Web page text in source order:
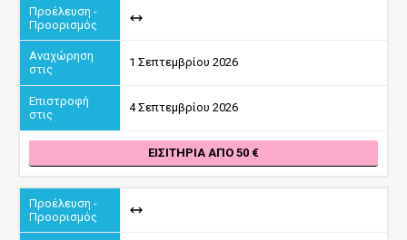
1 Σεπτεμβρίου 2026
4 Σεπτεμβρίου 2026
ΕΙΣΙΤΉΡΙΑ ΑΠΌ 50